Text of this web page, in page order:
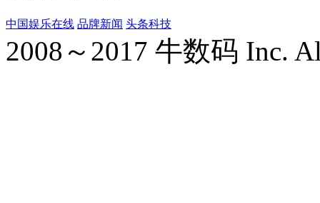
中国娱乐在线 品牌新闻 头条科技
2008～2017 牛数码 Inc.